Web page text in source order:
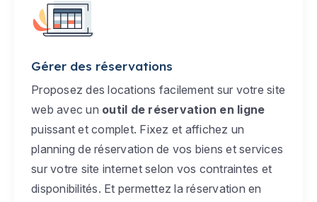
Gérer des réservations
Proposez des locations facilement sur votre site
web avec un outil de réservation en ligne
puissant et complet. Fixez et affichez un
planning de réservation de vos biens et services
sur votre site internet selon vos contraintes et
disponibilités. Et permettez la réservation en